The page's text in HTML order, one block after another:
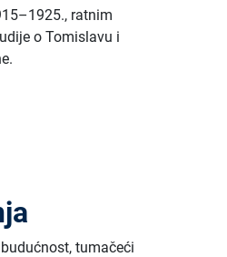
ratnim
o Tomislavu i
tumačeći